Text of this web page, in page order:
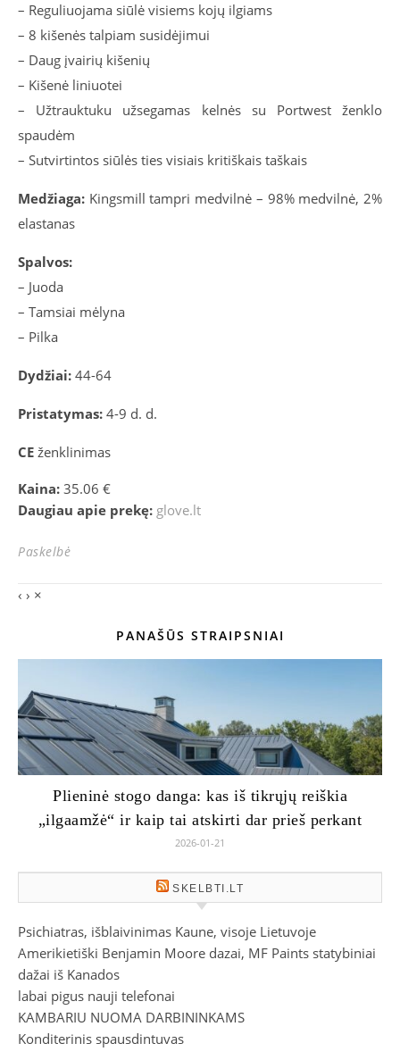
– Reguliuojama siūlė visiems kojų ilgiams
– 8 kišenės talpiam susidėjimui
– Daug įvairių kišenių
– Kišenė liniuotei
– Užtrauktuku užsegamas kelnės su Portwest ženklo
spaudėm
– Sutvirtintos siūlės ties visiais kritiškais taškais
Medžiaga: Kingsmill tampri medvilnė – 98% medvilnė, 2%
elastanas
Spalvos:
– Juoda
– Tamsiai mėlyna
– Pilka
Dydžiai: 44-64
Pristatymas: 4-9 d. d.
CE ženklinimas
Kaina: 35.06 €
Daugiau apie prekę: glove.lt
Paskelbė
‹ › ×
PANAŠŪS STRAIPSNIAI
Plieninė stogo danga: kas iš tikrųjų reiškia
„ilgaamžė“ ir kaip tai atskirti dar prieš perkant
2026-01-21
SKELBTI.LT
Psichiatras, išblaivinimas Kaune, visoje Lietuvoje
Amerikietiški Benjamin Moore dazai, MF Paints statybiniai
dažai iš Kanados
labai pigus nauji telefonai
KAMBARIU NUOMA DARBININKAMS
Konditerinis spausdintuvas